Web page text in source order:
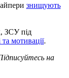
знищують
ЗСУ під
мотивації.
на